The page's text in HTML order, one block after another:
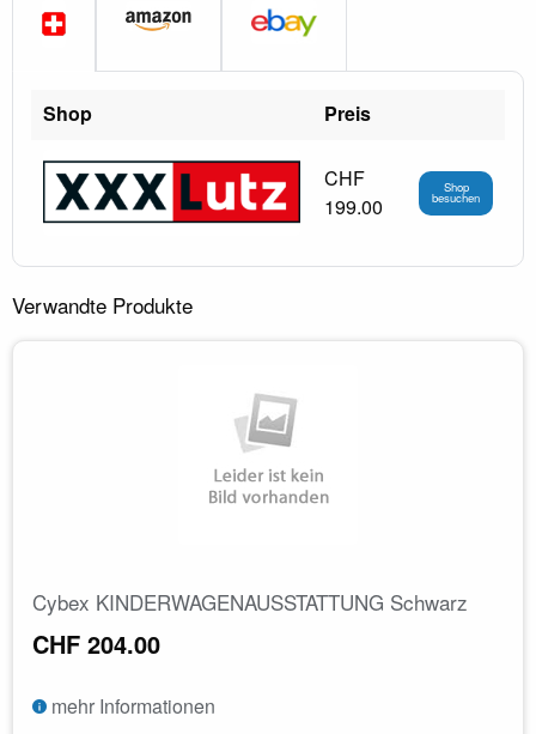
Shop Preis
CHF
199.00
Shop
besuchen
Verwandte Produkte
Cybex KINDERWAGENAUSSTATTUNG Schwarz
CHF 204.00
mehr Informationen